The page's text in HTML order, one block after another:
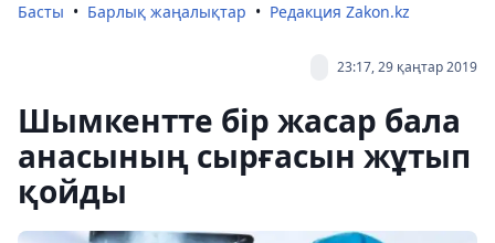
Басты Барлық жаңалықтар Редакция Zakon.kz
23:17, 29 қаңтар 2019
Шымкентте бір жасар бала
анасының сырғасын жұтып
қойды